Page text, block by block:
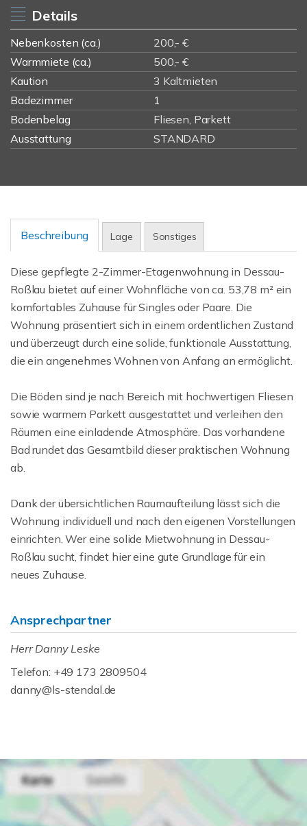
Details
Nebenkosten (ca.)
200,- €
Warmmiete (ca.)
500,- €
Kaution
3 Kaltmieten
Badezimmer
1
Bodenbelag
Fliesen, Parkett
Ausstattung
STANDARD
Beschreibung Lage Sonstiges
Diese gepflegte 2-Zimmer-Etagenwohnung in Dessau-
Roßlau bietet auf einer Wohnfläche von ca. 53,78 m² ein
komfortables Zuhause für Singles oder Paare. Die
Wohnung präsentiert sich in einem ordentlichen Zustand
und überzeugt durch eine solide, funktionale Ausstattung,
die ein angenehmes Wohnen von Anfang an ermöglicht.
Die Böden sind je nach Bereich mit hochwertigen Fliesen
sowie warmem Parkett ausgestattet und verleihen den
Räumen eine einladende Atmosphäre. Das vorhandene
Bad rundet das Gesamtbild dieser praktischen Wohnung
ab.
Dank der übersichtlichen Raumaufteilung lässt sich die
Wohnung individuell und nach den eigenen Vorstellungen
einrichten. Wer eine solide Mietwohnung in Dessau-
Roßlau sucht, findet hier eine gute Grundlage für ein
neues Zuhause.
Ansprechpartner
Herr Danny Leske
Telefon: +49 173 2809504
danny@ls-stendal.de